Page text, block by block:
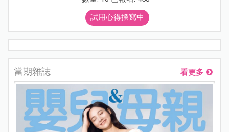
試用心得撰寫中
當期雜誌 看更多